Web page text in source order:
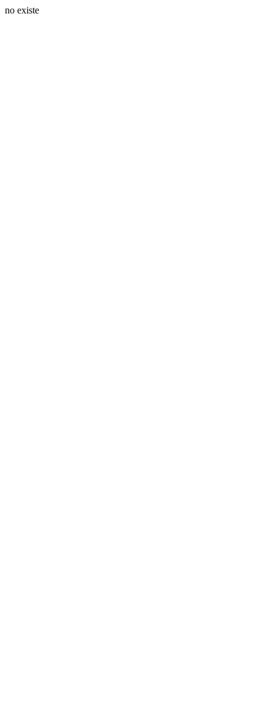
no existe